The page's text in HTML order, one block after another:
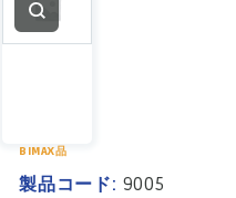
BIMAX品
製品コード: 9005